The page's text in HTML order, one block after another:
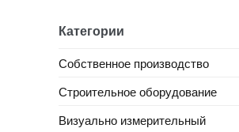
Категории
Собственное производство
Строительное оборудование
Визуально измерительный